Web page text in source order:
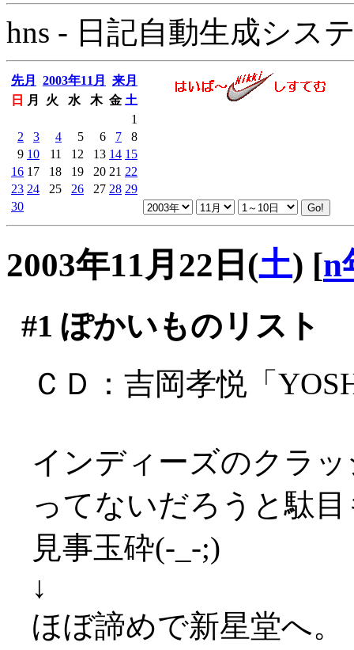
hns - 日記自動生成シス
先月 2003年11月
来月
日
月 火 水 木 金 土
1
2
3 4 5 6 7
8
9 10 11 12 13 14 15
16 17 18 19 20 21 22
23 24 25 26 27 28 29
30
2003年11月22日(土) [n
#1 ぽかいものリスト
ＣＤ：吉岡孝悦「
インディーズのクラ
ってないだろうと駄
見事玉砕(-_-;)
↓
ほぼ諦めで新星堂へ。